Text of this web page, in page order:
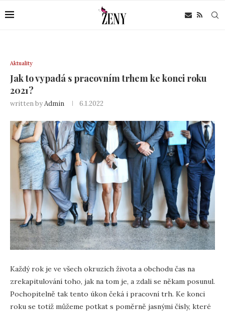
Aktuality
Jak to vypadá s pracovním trhem ke konci roku
2021?
written byAdmin 6.1.2022
Každý rok je ve všech okruzích života a obchodu čas na
zrekapitulování toho, jak na tom je, a zdali se někam posunul.
Pochopitelně tak tento úkon čeká i pracovní trh. Ke konci
roku se totiž můžeme potkat s poměrně jasnými čísly, které